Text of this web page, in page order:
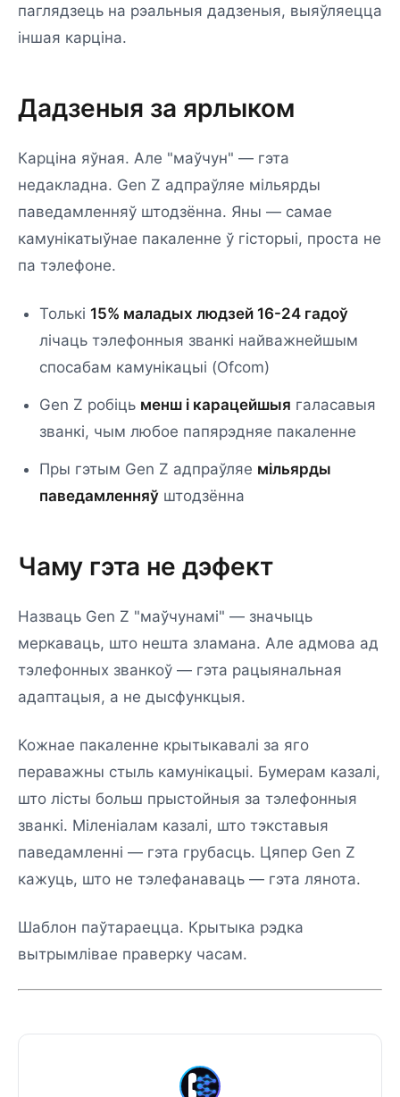
паглядзець на рэальныя дадзеныя, выяўляецца
іншая карціна.
Дадзеныя за ярлыком
Карціна яўная. Але "маўчун" — гэта
недакладна. Gen Z адпраўляе мільярды
паведамленняў штодзённа. Яны — самае
камунікатыўнае пакаленне ў гісторыі, проста не
па тэлефоне.
Толькі 15% маладых людзей 16-24 гадоў
лічаць тэлефонныя званкі найважнейшым
спосабам камунікацыі (Ofcom)
Gen Z робіць менш і карацейшыя галасавыя
званкі, чым любое папярэдняе пакаленне
Пры гэтым Gen Z адпраўляе мільярды
паведамленняў штодзённа
Чаму гэта не дэфект
Назваць Gen Z "маўчунамі" — значыць
меркаваць, што нешта зламана. Але адмова ад
тэлефонных званкоў — гэта рацыянальная
адаптацыя, а не дысфункцыя.
Кожнае пакаленне крытыкавалі за яго
пераважны стыль камунікацыі. Бумерам казалі,
што лісты больш прыстойныя за тэлефонныя
званкі. Міленіалам казалі, што тэкставыя
паведамленні — гэта грубасць. Цяпер Gen Z
кажуць, што не тэлефанаваць — гэта лянота.
Шаблон паўтараецца. Крытыка рэдка
вытрымлівае праверку часам.